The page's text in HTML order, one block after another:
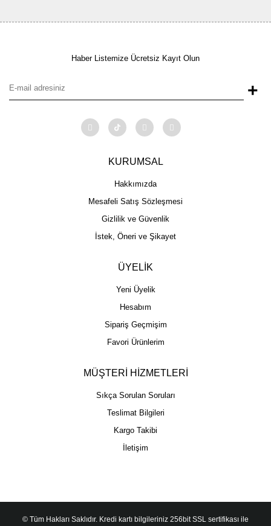
Haber Listemize Ücretsiz Kayıt Olun
+
KURUMSAL
Hakkımızda
Mesafeli Satış Sözleşmesi
Gizlilik ve Güvenlik
İstek, Öneri ve Şikayet
ÜYELİK
Yeni Üyelik
Hesabım
Sipariş Geçmişim
Favori Ürünlerim
MÜŞTERİ HİZMETLERİ
Sıkça Sorulan Soruları
Teslimat Bilgileri
Kargo Takibi
İletişim
© Tüm Hakları Saklıdır. Kredi kartı bilgileriniz 256bit SSL sertifikası ile